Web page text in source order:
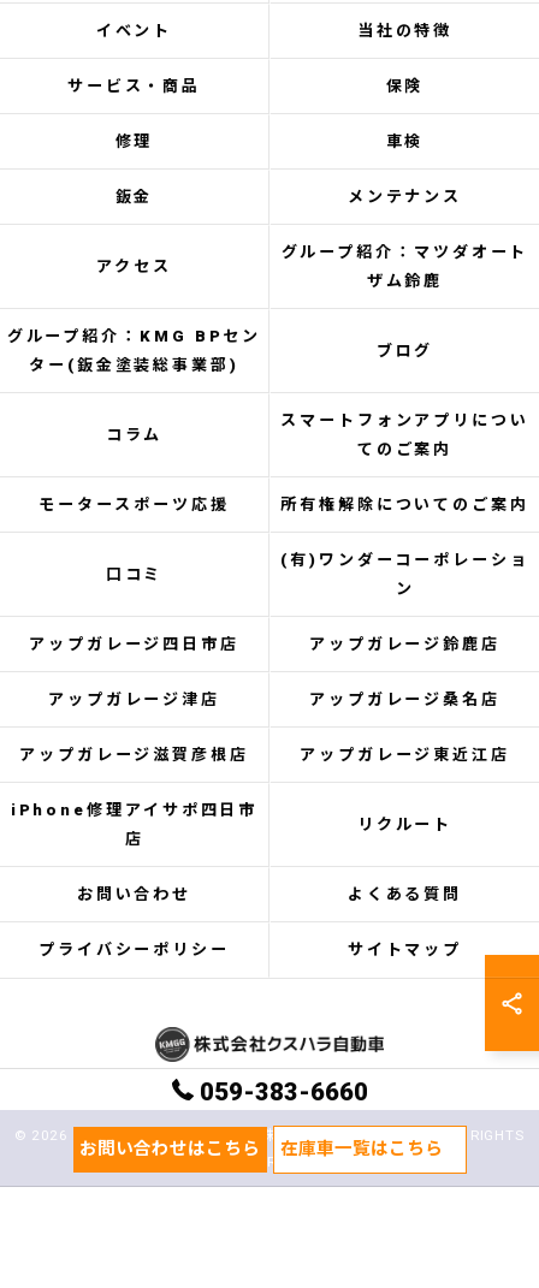
059-383-6660
お問い合わせはこちら 在庫車一覧はこちら
イベント 当社の特徴
サービス・商品 保険
修理 車検
鈑金 メンテナンス
アクセス
グループ紹介：マツダオート
ザム鈴鹿
グループ紹介：KMG BPセン
ター(鈑金塗装総事業部)
ブログ
コラム
スマートフォンアプリについ
てのご案内
モータースポーツ応援 所有権解除についてのご案内
口コミ
(有)ワンダーコーポレーショ
ン
アップガレージ四日市店 アップガレージ鈴鹿店
アップガレージ津店 アップガレージ桑名店
アップガレージ滋賀彦根店 アップガレージ東近江店
iPhone修理アイサポ四日市
店
リクルート
お問い合わせ よくある質問
プライバシーポリシー サイトマップ
© 2026 三重県鈴鹿市の中古車なら株式会社クスハラ自動車 ALL RIGHTS
RESERVED.